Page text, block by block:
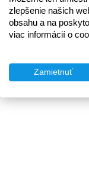
zlepšenie našich
obsahu a na
viac informácií o
Zamietnuť